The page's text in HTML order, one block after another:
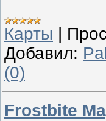
Карты
Добавил:
(0)
Frostbite